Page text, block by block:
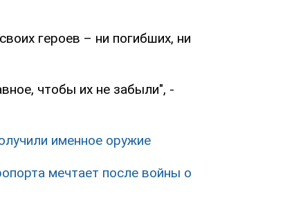
героев – ни погибших, ни
чтобы их не забыли", -
именное оружие
мечтает после войны о